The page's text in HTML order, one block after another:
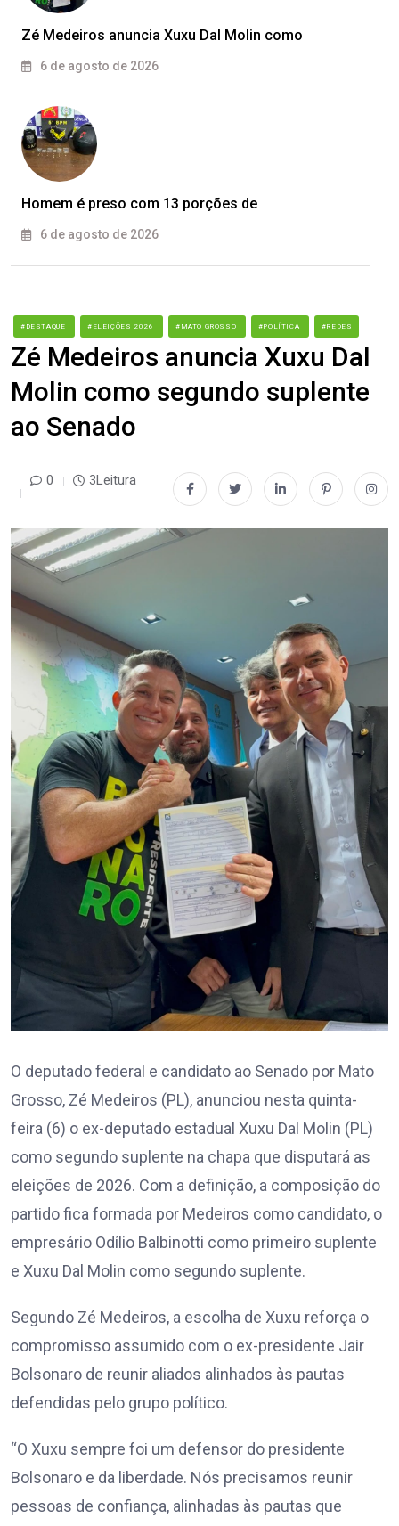
Zé Medeiros anuncia Xuxu Dal Molin como
6 de agosto de 2026
Homem é preso com 13 porções de
6 de agosto de 2026
#DESTAQUE #ELEIÇÕES 2026 #MATO GROSSO #POLÍTICA #REDES
Zé Medeiros anuncia Xuxu Dal
Molin como segundo suplente
ao Senado
0 3Leitura
O deputado federal e candidato ao Senado por Mato
Grosso, Zé Medeiros (PL), anunciou nesta quinta-
feira (6) o ex-deputado estadual Xuxu Dal Molin (PL)
como segundo suplente na chapa que disputará as
eleições de 2026. Com a definição, a composição do
partido fica formada por Medeiros como candidato, o
empresário Odílio Balbinotti como primeiro suplente
e Xuxu Dal Molin como segundo suplente.
Segundo Zé Medeiros, a escolha de Xuxu reforça o
compromisso assumido com o ex-presidente Jair
Bolsonaro de reunir aliados alinhados às pautas
defendidas pelo grupo político.
“O Xuxu sempre foi um defensor do presidente
Bolsonaro e da liberdade. Nós precisamos reunir
pessoas de confiança, alinhadas às pautas que